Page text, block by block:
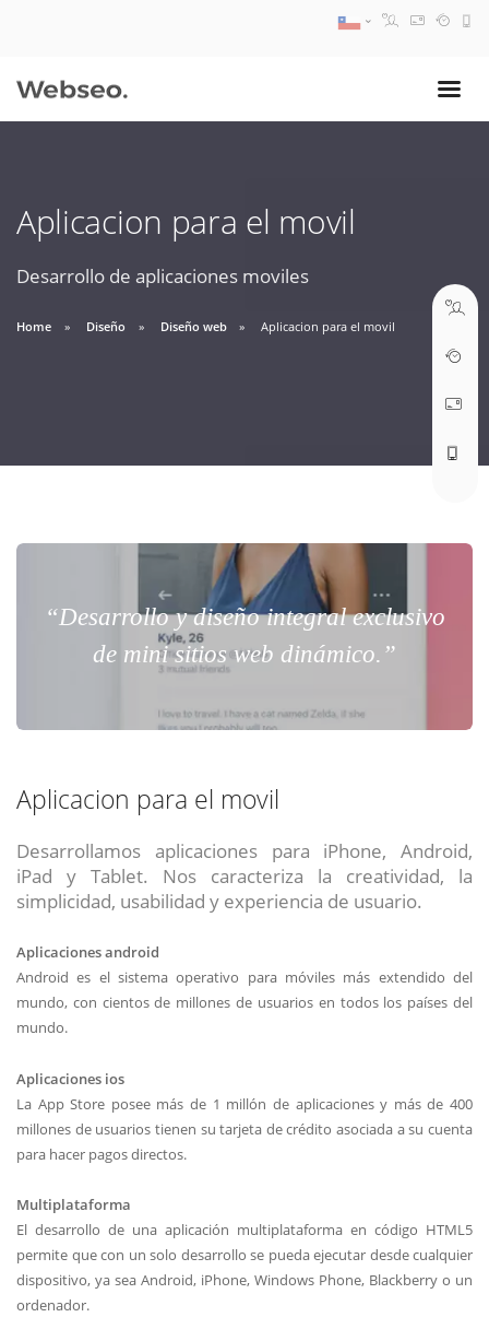
Aplicacion para el movil
Desarrollo de aplicaciones moviles
Home Diseño Diseño web Aplicacion para el movil
“Desarrollo y diseño integral exclusivo
de mini sitios web dinámico.”
Aplicacion para el movil
Desarrollamos aplicaciones para iPhone, Android,
iPad y Tablet. Nos caracteriza la creatividad, la
simplicidad, usabilidad y experiencia de usuario.
Aplicaciones android
Android es el sistema operativo para móviles más extendido del
mundo, con cientos de millones de usuarios en todos los países del
mundo.
Aplicaciones ios
La App Store posee más de 1 millón de aplicaciones y más de 400
millones de usuarios tienen su tarjeta de crédito asociada a su cuenta
para hacer pagos directos.
Multiplataforma
El desarrollo de una aplicación multiplataforma en código HTML5
permite que con un solo desarrollo se pueda ejecutar desde cualquier
dispositivo, ya sea Android, iPhone, Windows Phone, Blackberry o un
ordenador.
09:30 AM A 18:30 PM
soporte@webseo.cl